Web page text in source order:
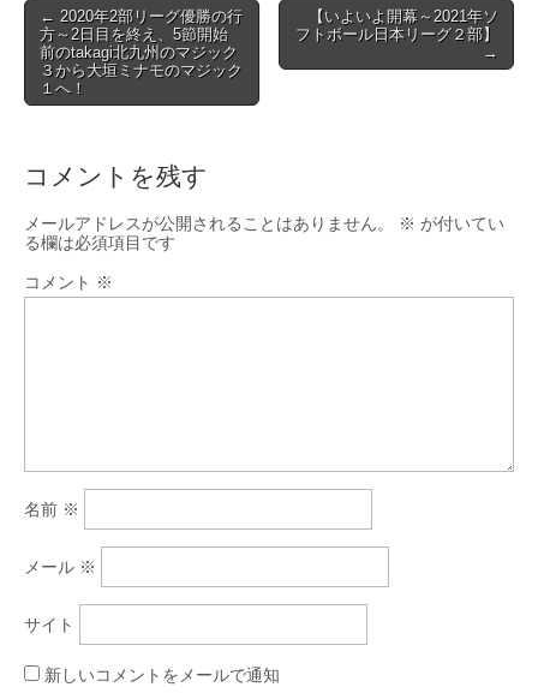
Post
navigation
← 2020年2部リーグ優勝の行
方～2日目を終え、5節開始
前のtakagi北九州のマジック
３から大垣ミナモのマジック
１へ！
【いよいよ開幕～2021年ソ
フトボール日本リーグ２部】
→
コメントを残す
メールアドレスが公開されることはありません。 ※ が付いてい
る欄は必須項目です
コメント ※
名前 ※
メール ※
サイト
新しいコメントをメールで通知